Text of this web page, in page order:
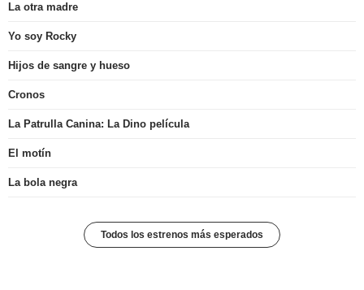
La otra madre
Yo soy Rocky
Hijos de sangre y hueso
Cronos
La Patrulla Canina: La Dino película
El motín
La bola negra
Todos los estrenos más esperados